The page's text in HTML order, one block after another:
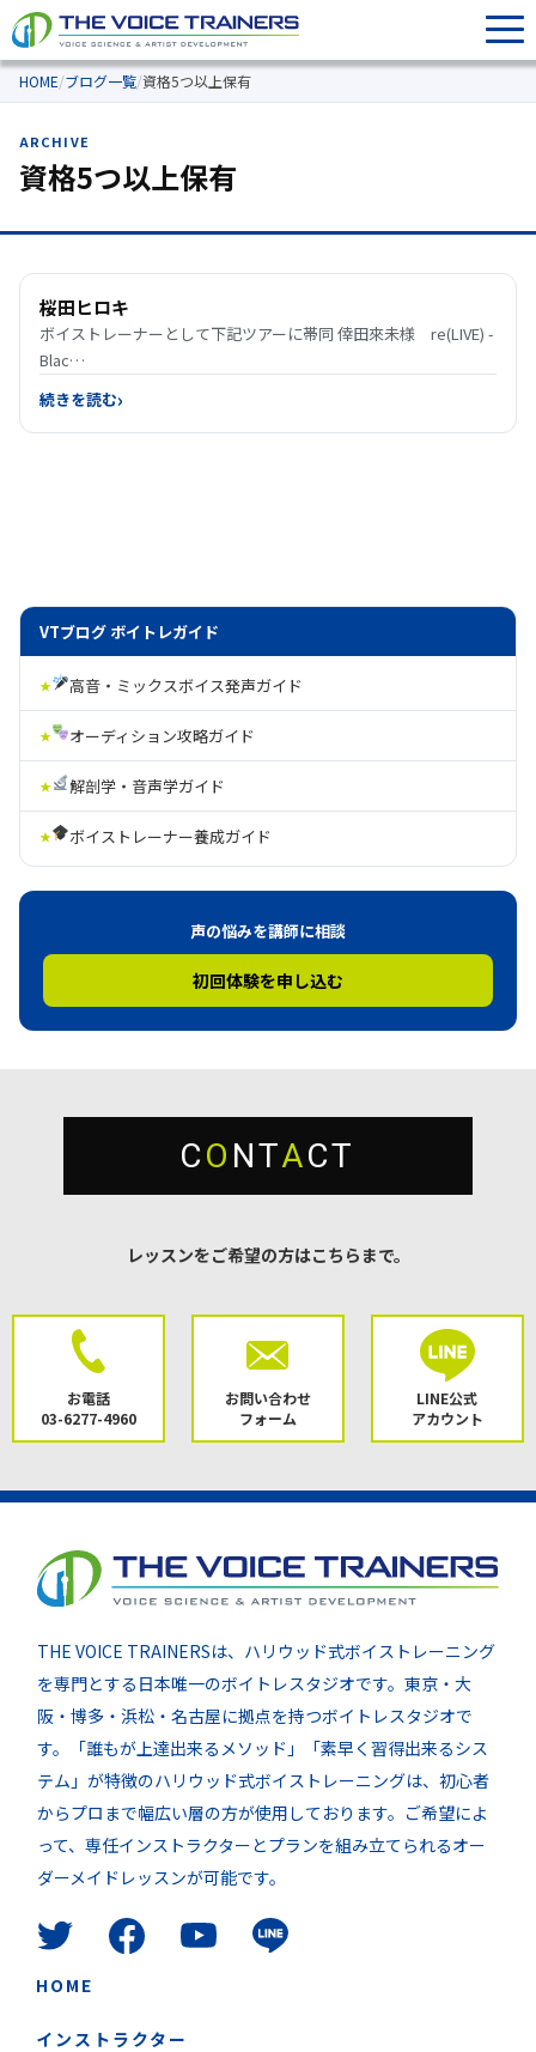
HOME/ブログ一覧/資格5つ以上保有
ARCHIVE
資格5つ以上保有
桜田ヒロキ
ボイストレーナーとして下記ツアーに帯同 倖田來未様 re(LIVE) -
Blac…
続きを読む
VTブログ ボイトレガイド
高音・ミックスボイス発声ガイド
オーディション攻略ガイド
解剖学・音声学ガイド
ボイストレーナー養成ガイド
声の悩みを講師に相談
初回体験を申し込む
CO NTACT
レッスンをご希望の方はこちらまで。
お電話
03-6277-4960
お問い合わせ
フォーム
LINE公式
アカウント
THE VOICE TRAINERSは、ハリウッド式ボイストレーニング
を専門とする日本唯一のボイトレスタジオです。東京・大
阪・博多・浜松・名古屋に拠点を持つボイトレスタジオで
す。「誰もが上達出来るメソッド」「素早く習得出来るシス
テム」が特徴のハリウッド式ボイストレーニングは、初心者
からプロまで幅広い層の方が使用しております。ご希望によ
って、専任インストラクターとプランを組み立てられるオー
ダーメイドレッスンが可能です。
HOME
インストラクター